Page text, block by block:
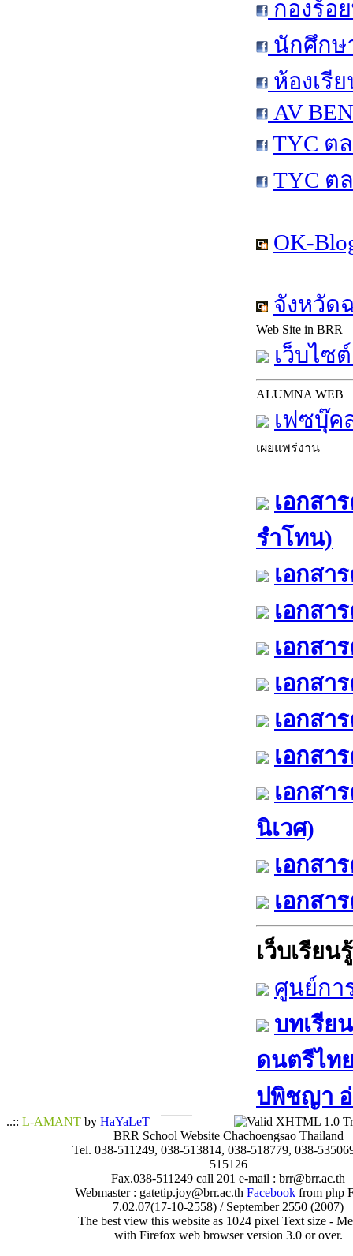
กองร้อ
นักศึกษ
ห้องเรี
AV
TYC ต
TYC ต
OK-
จังหวัด
Web Site in BRR
เว็บไซ
ALUMNA WEB
เฟซบุ๊ค
เผยแพร่งาน
เอกสา
รำโทน)
เอกสา
เอกสา
เอกสา
เอกสา
เอกสา
เอกสา
เอกสา
นิเวศ)
เอกสา
เอกสา
เว็บเรียนรู้
ศูนย์กา
บทเรีย
ดนตรีไท
ปพิชญา​ อ่
..:: L-AMANT by HaYaLeT
BRR School Website Chachoengsao Thailand
Tel. 038-511249, 038-513814, 038-518779, 038-
515126
Fax.038-511249 call 201 e-mail : brr@brr.ac.th
Webmaster : gatetip.joy@brr.ac.thFacebook from php
7.02.07(17-10-2558) / September 2550 (2007)
The best view this website as 1024 pixel Text size -
with Firefox web browser version 3.0 or over.